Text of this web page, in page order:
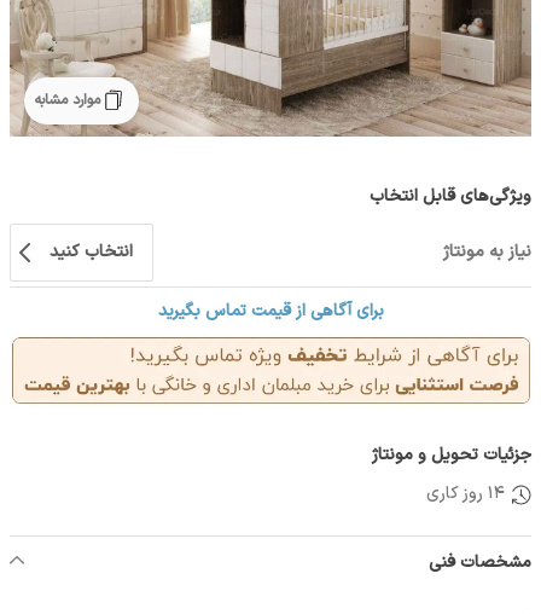
موارد مشابه
ویژگی‌های قابل انتخاب
نیاز به مونتاژ انتخاب کنید
برای آگاهی از قیمت تماس بگیرید
جزئیات تحویل و مونتاژ
14 روز کاری
مشخصات فنی